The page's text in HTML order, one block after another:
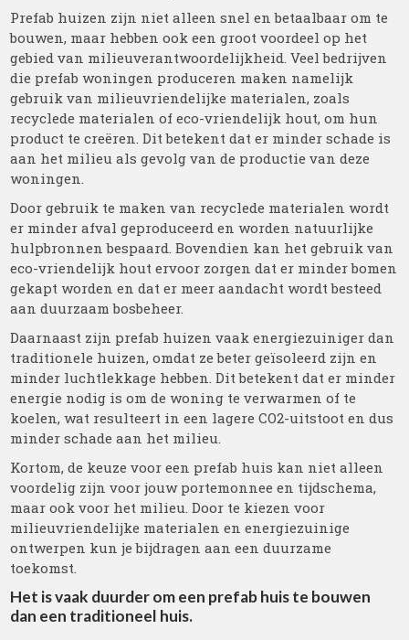
Prefab huizen zijn niet alleen snel en betaalbaar om te
bouwen, maar hebben ook een groot voordeel op het
gebied van milieuverantwoordelijkheid. Veel bedrijven
die prefab woningen produceren maken namelijk
gebruik van milieuvriendelijke materialen, zoals
recyclede materialen of eco-vriendelijk hout, om hun
product te creëren. Dit betekent dat er minder schade is
aan het milieu als gevolg van de productie van deze
woningen.
Door gebruik te maken van recyclede materialen wordt
er minder afval geproduceerd en worden natuurlijke
hulpbronnen bespaard. Bovendien kan het gebruik van
eco-vriendelijk hout ervoor zorgen dat er minder bomen
gekapt worden en dat er meer aandacht wordt besteed
aan duurzaam bosbeheer.
Daarnaast zijn prefab huizen vaak energiezuiniger dan
traditionele huizen, omdat ze beter geïsoleerd zijn en
minder luchtlekkage hebben. Dit betekent dat er minder
energie nodig is om de woning te verwarmen of te
koelen, wat resulteert in een lagere CO2-uitstoot en dus
minder schade aan het milieu.
Kortom, de keuze voor een prefab huis kan niet alleen
voordelig zijn voor jouw portemonnee en tijdschema,
maar ook voor het milieu. Door te kiezen voor
milieuvriendelijke materialen en energiezuinige
ontwerpen kun je bijdragen aan een duurzame
toekomst.
Het is vaak duurder om een prefab huis te bouwen
dan een traditioneel huis.